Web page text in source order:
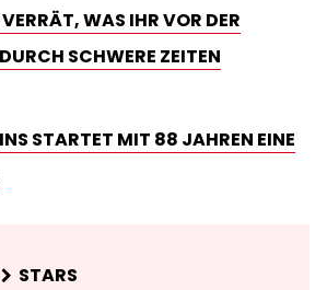
WAS IHR VOR DER
SCHWERE ZEITEN
STARTET MIT 88 JAHREN EINE
STARS